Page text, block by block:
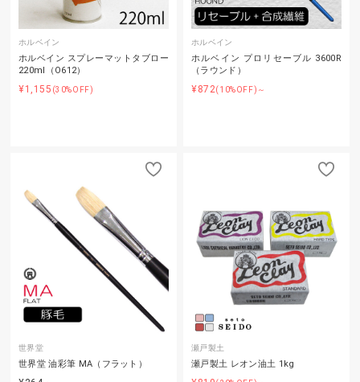
ホルベイン
ホルベイン スプレーマットタブロー
220ml（O612）
¥1,155 (30%OFF)
ホルベイン
ホルベイン プロリセーブル 3600R
（ラウンド）
¥872(10%OFF)～
世界堂
世界堂 油彩筆 MA（フラット）
瀬戸製土
瀬戸製土 レオン油土 1kg